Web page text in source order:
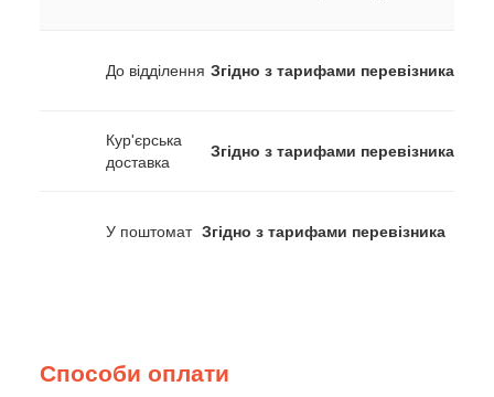
До відділення Згідно з тарифами перевізника
Кур'єрська
доставка
Згідно з тарифами перевізника
У поштомат Згідно з тарифами перевізника
Способи оплати